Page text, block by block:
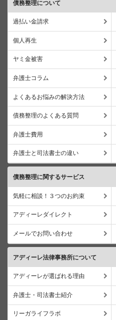
債務整理について
過払い金請求
個人再生
ヤミ金被害
弁護士コラム
よくあるお悩みの解決方法
債務整理のよくある質問
弁護士費用
弁護士と司法書士の違い
債務整理に関するサービス
気軽に相談！３つのお約束
アディーレダイレクト
メールでお問い合わせ
アディーレ法律事務所について
アディーレが選ばれる理由
弁護士・司法書士紹介
リーガライフラボ